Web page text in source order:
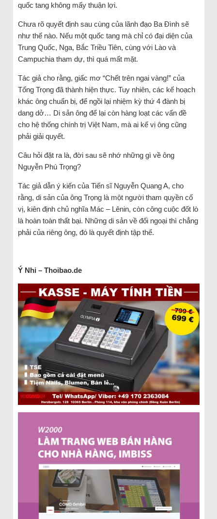
quốc tang không mấy thuận lợi.
Chưa rõ quyết định sau cùng của lãnh đạo Ba Đình sẽ
như thế nào. Nếu một quốc tang mà chỉ có đại diện của
Trung Quốc, Nga, Bắc Triều Tiên, cùng với Lào và
Campuchia tham dự, thì quá mất mặt.
Tác giả cho rằng, giấc mơ “Chết trên ngai vàng!” của
Tổng Trọng đã thành hiện thực. Tuy nhiên, các kế hoạch
khác ông chuẩn bị, để ngồi lại nhiệm kỳ thứ 4 đành bị
dang dở… Di sản ông để lại còn hàng loạt các vấn đề
cho hệ thống chính trị Việt Nam, mà ai kế vị ông cũng
phải giải quyết.
Câu hỏi đặt ra là, đời sau sẽ nhớ những gì về ông
Nguyễn Phú Trọng?
Tác giả dẫn ý kiến của Tiến sĩ Nguyễn Quang A, cho
rằng, di sản của ông Trọng là một người tham quyền cố
vị, kiên định chủ nghĩa Mác – Lênin, còn công cuộc đốt lò
là hoàn toàn thất bại. Những di sản về đối ngoại thì chẳng
phải của riêng ông, đó là quyết định tập thể.
Ý Nhi – Thoibao.de